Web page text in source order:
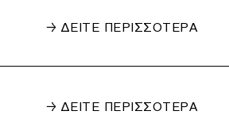
→ ΔΕΙΤΕ ΠΕΡΙΣΣΟΤΕΡΑ
→ ΔΕΙΤΕ ΠΕΡΙΣΣΟΤΕΡΑ